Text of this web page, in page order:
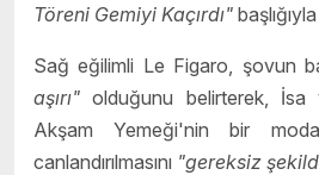
Töreni Gemiyi Kaçırdı"
Sağ eğilimli Le Figaro, şovun
aşırı" olduğunu belirterek, İsa
Akşam Yemeği'nin bir
canlandırılmasını "gereksiz